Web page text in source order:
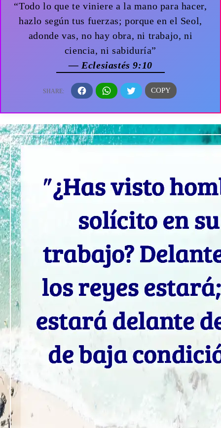
“Todo lo que te viniere a la mano para hacer,
hazlo según tus fuerzas; porque en el Seol,
adonde vas, no hay obra, ni trabajo, ni
ciencia, ni sabiduría”
— Eclesiastés 9:10